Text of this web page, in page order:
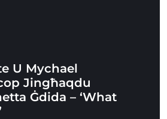
U Mychael
Jingħaqdu
Ġdida – ‘What